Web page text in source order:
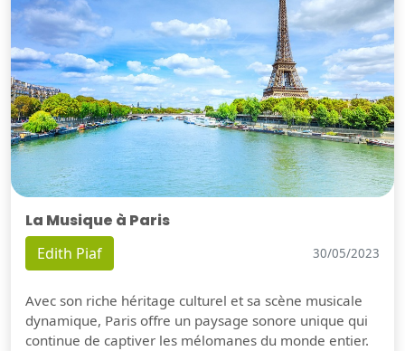
La Musique à Paris
Edith Piaf 30/05/2023
Avec son riche héritage culturel et sa scène musicale
dynamique, Paris offre un paysage sonore unique qui
continue de captiver les mélomanes du monde entier.